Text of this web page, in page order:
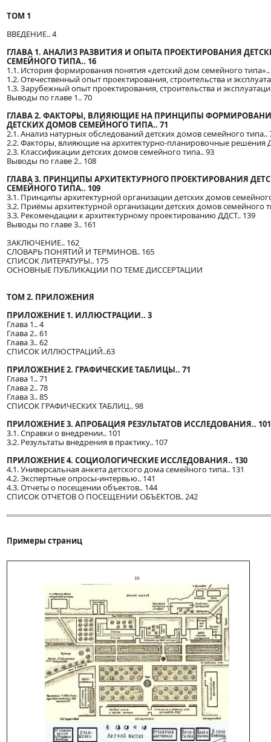
ТОМ 1
ВВЕДЕНИЕ.. 4
ГЛАВА 1. АНАЛИЗ РАЗВИТИЯ И ОПЫТА ПРОЕКТИРОВАНИЯ
СЕМЕЙНОГО ТИПА.. 16
1.1. История формирования понятия «детский дом семейного типа»..
1.2. Отечественный опыт проектирования, строительства и
1.3. Зарубежный опыт проектирования, строительства и
Выводы по главе 1.. 70
ГЛАВА 2. ФАКТОРЫ, ВЛИЯЮЩИЕ НА ПРИНЦИПЫ
ДЕТСКИХ ДОМОВ СЕМЕЙНОГО ТИПА.. 71
2.1. Анализ натурных обследований детских домов семейного типа..
2.2. Факторы, влияющие на архитектурно-планировочные решения
2.3. Классификации детских домов семейного типа.. 93
Выводы по главе 2.. 108
ГЛАВА 3. ПРИНЦИПЫ АРХИТЕКТУРНОГО ПРОЕКТИРОВАНИЯ
СЕМЕЙНОГО ТИПА.. 109
3.1. Принципы архитектурной организации детских домов
3.2. Приёмы архитектурной организации детских домов семейного
3.3. Рекомендации к архитектурному проектированию ДДСТ.. 139
Выводы по главе 3.. 161
ЗАКЛЮЧЕНИЕ.. 162
СЛОВАРЬ ПОНЯТИЙ И ТЕРМИНОВ.. 165
СПИСОК ЛИТЕРАТУРЫ.. 175
ОСНОВНЫЕ ПУБЛИКАЦИИ ПО ТЕМЕ ДИССЕРТАЦИИ
ТОМ 2. ПРИЛОЖЕНИЯ
ПРИЛОЖЕНИЕ 1. ИЛЛЮСТРАЦИИ.. 3
Глава 1.. 4
Глава 2.. 61
Глава 3.. 62
СПИСОК ИЛЛЮСТРАЦИЙ..63
ПРИЛОЖЕНИЕ 2. ГРАФИЧЕСКИЕ ТАБЛИЦЫ.. 71
Глава 1.. 71
Глава 2.. 78
Глава 3.. 85
СПИСОК ГРАФИЧЕСКИХ ТАБЛИЦ.. 98
ПРИЛОЖЕНИЕ 3. АПРОБАЦИЯ РЕЗУЛЬТАТОВ ИССЛЕДОВАНИЯ.. 101
3.1. Справки о внедрении.. 101
3.2. Результаты внедрения в практику.. 107
ПРИЛОЖЕНИЕ 4. СОЦИОЛОГИЧЕСКИЕ ИССЛЕДОВАНИЯ.. 130
4.1. Универсальная анкета детского дома семейного типа.. 131
4.2. Экспертные опросы-интервью.. 141
4.3. Отчеты о посещении объектов.. 144
СПИСОК ОТЧЕТОВ О ПОСЕЩЕНИИ ОБЪЕКТОВ.. 242
Примеры страниц